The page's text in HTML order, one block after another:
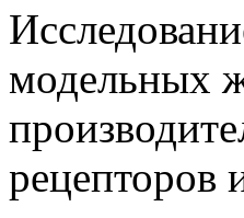
модельных
рецепторов